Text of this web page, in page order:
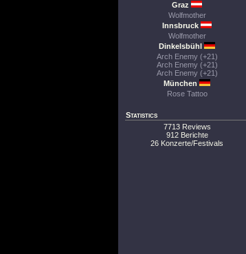
Graz
Wolfmother
Innsbruck
Wolfmother
Dinkelsbühl
Arch Enemy (+21)
Arch Enemy (+21)
Arch Enemy (+21)
München
Rose Tattoo
Statistics
7713 Reviews
912 Berichte
26 Konzerte/Festivals